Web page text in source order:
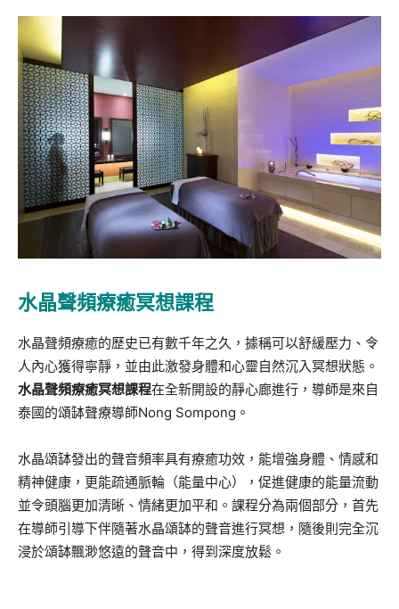
水晶聲頻療癒冥想課程
水晶聲頻療癒的歷史已有數千年之久，據稱可以舒緩壓力、令
人內心獲得寧靜，並由此激發身體和心靈自然沉入冥想狀態。
水晶聲頻療癒冥想課程在全新開設的靜心廊進行，導師是來自
泰國的頌缽聲療導師Nong Sompong。
水晶頌缽發出的聲音頻率具有療癒功效，能增強身體、情感和
精神健康，更能疏通脈輪（能量中心），促進健康的能量流動
並令頭腦更加清晰、情緒更加平和。課程分為兩個部分，首先
在導師引導下伴隨著水晶頌缽的聲音進行冥想，隨後則完全沉
浸於頌缽飄渺悠遠的聲音中，得到深度放鬆。